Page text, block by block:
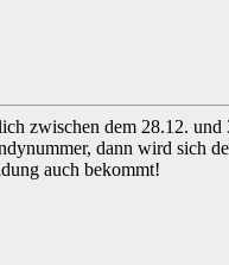
zwischen dem 28.12.
dann wird sich
auch bekommt!